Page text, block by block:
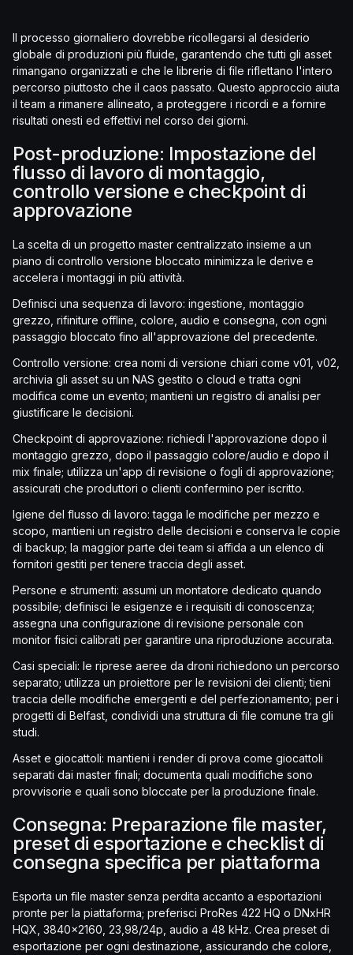
Il processo giornaliero dovrebbe ricollegarsi al desiderio
globale di produzioni più fluide, garantendo che tutti gli asset
rimangano organizzati e che le librerie di file riflettano l'intero
percorso piuttosto che il caos passato. Questo approccio aiuta
il team a rimanere allineato, a proteggere i ricordi e a fornire
risultati onesti ed effettivi nel corso dei giorni.
Post-produzione: Impostazione del
flusso di lavoro di montaggio,
controllo versione e checkpoint di
approvazione
La scelta di un progetto master centralizzato insieme a un
piano di controllo versione bloccato minimizza le derive e
accelera i montaggi in più attività.
Definisci una sequenza di lavoro: ingestione, montaggio
grezzo, rifiniture offline, colore, audio e consegna, con ogni
passaggio bloccato fino all'approvazione del precedente.
Controllo versione: crea nomi di versione chiari come v01, v02,
archivia gli asset su un NAS gestito o cloud e tratta ogni
modifica come un evento; mantieni un registro di analisi per
giustificare le decisioni.
Checkpoint di approvazione: richiedi l'approvazione dopo il
montaggio grezzo, dopo il passaggio colore/audio e dopo il
mix finale; utilizza un'app di revisione o fogli di approvazione;
assicurati che produttori o clienti confermino per iscritto.
Igiene del flusso di lavoro: tagga le modifiche per mezzo e
scopo, mantieni un registro delle decisioni e conserva le copie
di backup; la maggior parte dei team si affida a un elenco di
fornitori gestiti per tenere traccia degli asset.
Persone e strumenti: assumi un montatore dedicato quando
possibile; definisci le esigenze e i requisiti di conoscenza;
assegna una configurazione di revisione personale con
monitor fisici calibrati per garantire una riproduzione accurata.
Casi speciali: le riprese aeree da droni richiedono un percorso
separato; utilizza un proiettore per le revisioni dei clienti; tieni
traccia delle modifiche emergenti e del perfezionamento; per i
progetti di Belfast, condividi una struttura di file comune tra gli
studi.
Asset e giocattoli: mantieni i render di prova come giocattoli
separati dai master finali; documenta quali modifiche sono
provvisorie e quali sono bloccate per la produzione finale.
Consegna: Preparazione file master,
preset di esportazione e checklist di
consegna specifica per piattaforma
Esporta un file master senza perdita accanto a esportazioni
pronte per la piattaforma; preferisci ProRes 422 HQ o DNxHR
HQX, 3840x2160, 23,98/24p, audio a 48 kHz. Crea preset di
esportazione per ogni destinazione, assicurando che colore,